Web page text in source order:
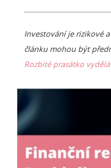
Investování je rizikové
článku mohou být
Rozbité prasátko